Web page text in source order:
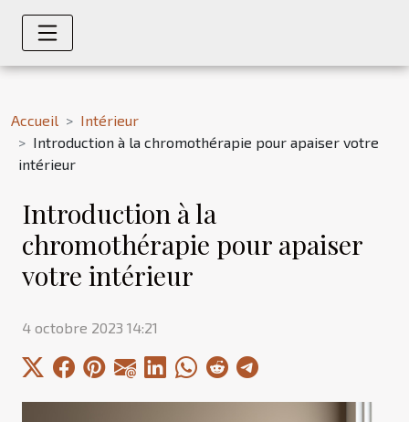
Accueil
Intérieur
Introduction à la chromothérapie pour apaiser votre
intérieur
Introduction à la
chromothérapie pour apaiser
votre intérieur
4 octobre 2023 14:21